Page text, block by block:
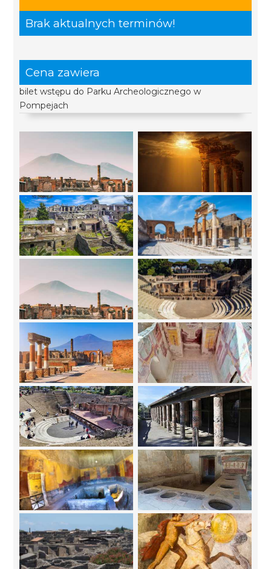
Brak aktualnych terminów!
Cena zawiera
bilet wstępu do Parku Archeologicznego w
Pompejach